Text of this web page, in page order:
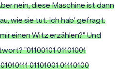
nein, diese Maschine ist dann
wie sie tut. Ich hab' gefragt:
einen Witz erzählen?" Und
"01100101 01101001
01101001 01110100